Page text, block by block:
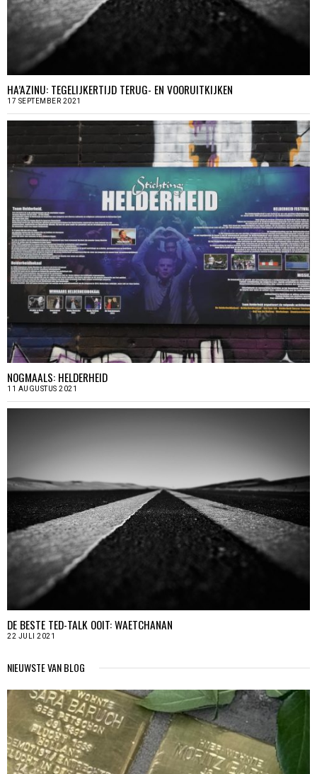
HA’AZINU: TEGELIJKERTIJD TERUG- EN VOORUITKIJKEN
17 SEPTEMBER 2021
NOGMAALS: HELDERHEID
11 AUGUSTUS 2021
DE BESTE TED-TALK OOIT: WAETCHANAN
22 JULI 2021
NIEUWSTE VAN BLOG